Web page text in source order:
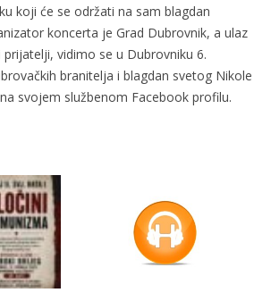
koji će se održati na sam blagdan
koncerta je Grad Dubrovnik, a ulaz
vidimo se u Dubrovniku 6.
branitelja i blagdan svetog Nikole
svojem službenom Facebook profilu.